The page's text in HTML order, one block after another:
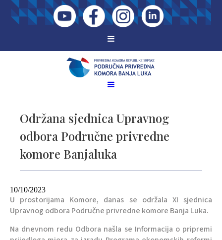
Održana sjednica Upravnog
odbora Područne privredne
komore Banjaluka
10/10/2023
U prostorijama Komore, danas se održala XI sjednica
Upravnog odbora Područne privredne komore Banja Luka.
Na dnevnom redu Odbora našla se Informacija o pripremi